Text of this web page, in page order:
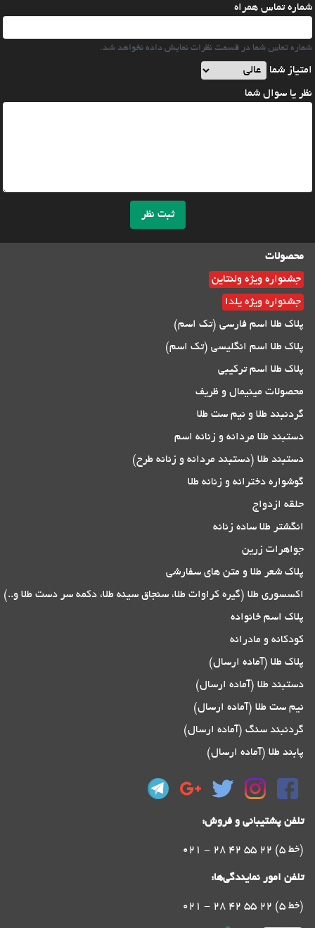
شماره تماس همراه
شماره تماس شما در قسمت نظرات نمایش داده نخواهد شد.
امتیاز شما
نظر یا سوال شما
ثبت نظر
محصولات
جشنواره ویژه ولنتاین
جشنواره ویژه یلدا
پلاک طلا اسم فارسی (تک اسم)
پلاک طلا اسم انگلیسی (تک اسم)
پلاک طلا اسم ترکیبی
محصولات مینیمال و ظریف
گردنبند طلا و نیم ست طلا
دستبند طلا مردانه و زنانه اسم
دستبند طلا (دستبند مردانه و زنانه طرح)
گوشواره دخترانه و زنانه طلا
حلقه ازدواج
انگشتر طلا ساده زنانه
جواهرات زرین
پلاک شعر طلا و متن های سفارشی
اکسسوری طلا (گیره کراوات طلا، سنجاق سینه طلا، دکمه سر دست طلا و..)
پلاک اسم خانواده
کودکانه و مادرانه
پلاک طلا (آماده ارسال)
دستبند طلا (آماده ارسال)
نیم ست طلا (آماده ارسال)
گردنبند سنگ (آماده ارسال)
پابند طلا (آماده ارسال)
تلفن پشتیبانی و فروش:
021 - 28 42 55 22 (5 خط)
تلفن امور نمایندگی‌ها:
021 - 28 42 55 22 (5 خط)